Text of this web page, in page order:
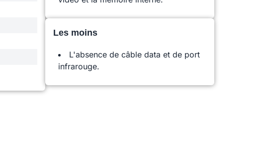
Les moins
L'absence de câble data et de port
infrarouge.